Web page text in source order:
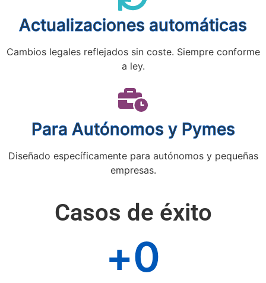
Actualizaciones automáticas
Cambios legales reflejados sin coste. Siempre conforme
a ley.
Para Autónomos y Pymes
Diseñado específicamente para autónomos y pequeñas
empresas.
Casos de éxito
+0